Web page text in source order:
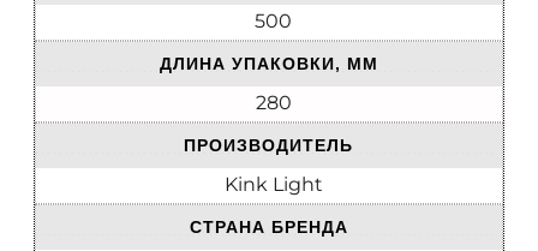
500
ДЛИНА УПАКОВКИ, ММ
280
ПРОИЗВОДИТЕЛЬ
Kink Light
СТРАНА БРЕНДА